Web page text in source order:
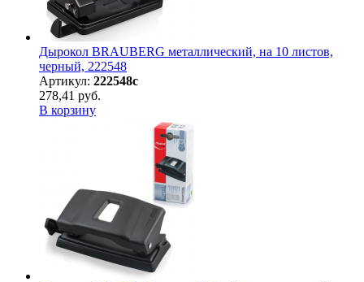
Дырокол BRAUBERG металлический, на 10 листов,
черный, 222548
Артикул: 222548с
278,41 руб.
В корзину